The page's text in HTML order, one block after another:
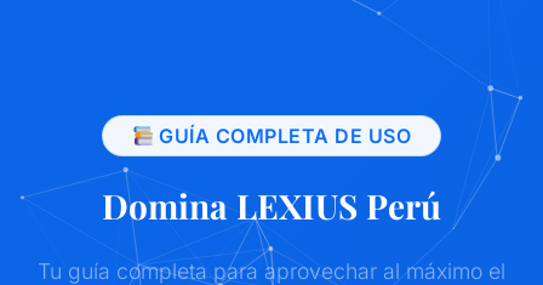
GUÍA COMPLETA DE USO
Domina LEXIUS Perú
Tu guía completa para aprovechar al máximo el